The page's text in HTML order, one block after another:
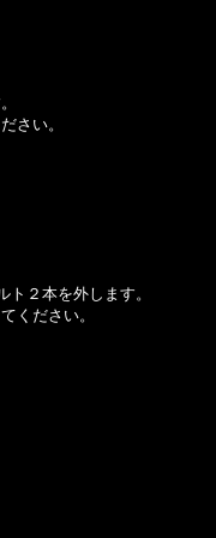
さい。
ト２本を外します。
ください。